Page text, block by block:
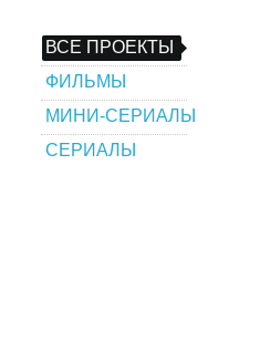
ВСЕ ПРОЕКТЫ
ФИЛЬМЫ
МИНИ-СЕРИАЛЫ
СЕРИАЛЫ